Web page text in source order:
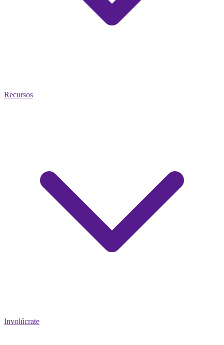
Recursos
Involúcrate